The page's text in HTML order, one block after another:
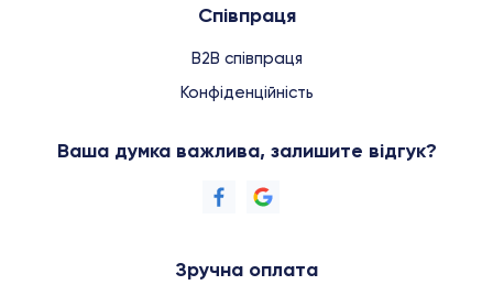
Співпраця
B2B співпраця
Конфіденційність
Ваша думка важлива, залишите відгук?
Зручна оплата